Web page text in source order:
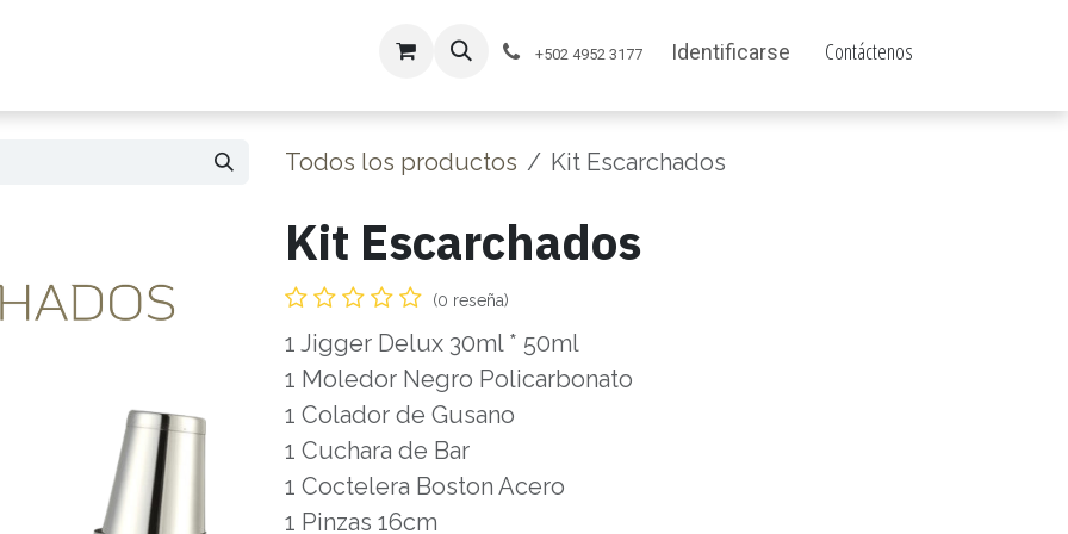
+502 4952 3177 Identificarse Contáctenos
Todos los productos Kit Escarchados
Kit Escarchados
(0 reseña)
1 Jigger Delux 30ml * 50ml
1 Moledor Negro Policarbonato
1 Colador de Gusano
1 Cuchara de Bar
1 Coctelera Boston Acero
1 Pinzas 16cm